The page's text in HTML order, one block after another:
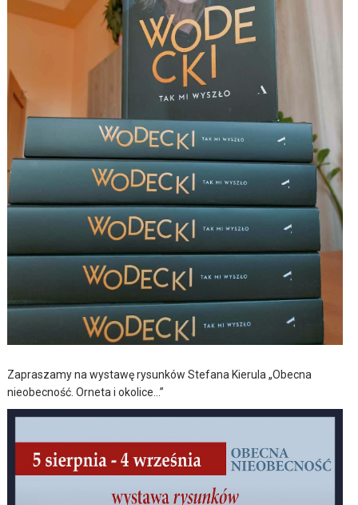
Zapraszamy na wystawę rysunków Stefana Kierula „Obecna
nieobecność. Orneta i okolice…”